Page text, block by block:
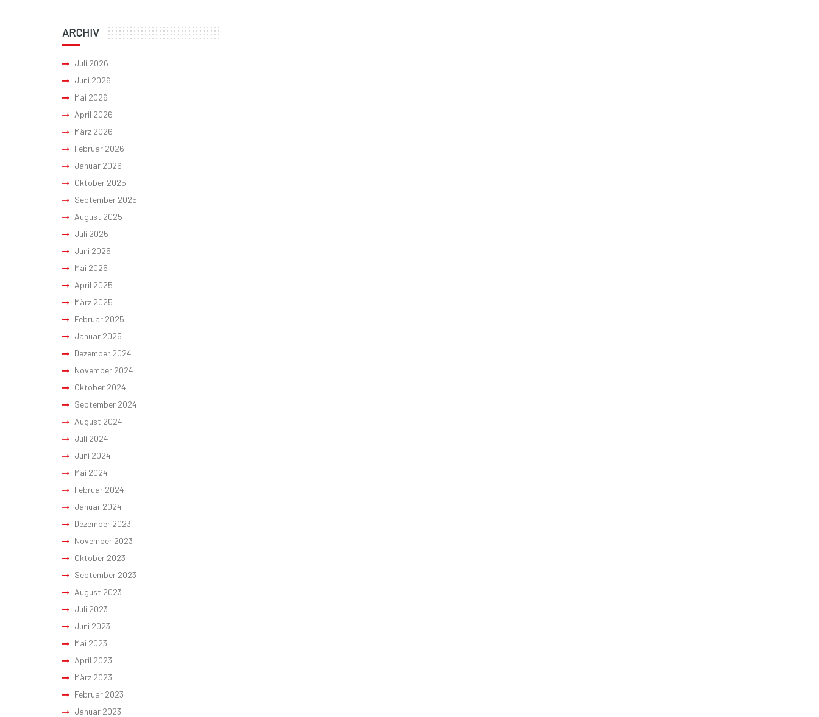
ARCHIV
Juli 2026
Juni 2026
Mai 2026
April 2026
März 2026
Februar 2026
Januar 2026
Oktober 2025
September 2025
August 2025
Juli 2025
Juni 2025
Mai 2025
April 2025
März 2025
Februar 2025
Januar 2025
Dezember 2024
November 2024
Oktober 2024
September 2024
August 2024
Juli 2024
Juni 2024
Mai 2024
Februar 2024
Januar 2024
Dezember 2023
November 2023
Oktober 2023
September 2023
August 2023
Juli 2023
Juni 2023
Mai 2023
April 2023
März 2023
Februar 2023
Januar 2023